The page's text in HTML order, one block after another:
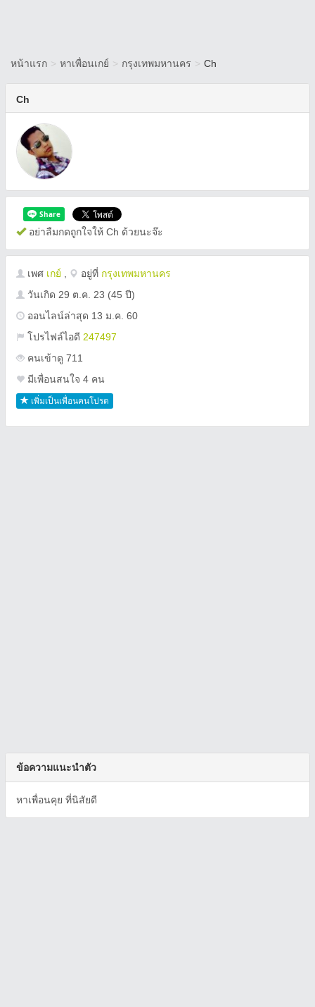
หน้าแรก > หาเพื่อนเกย์ > กรุงเทพมหานคร > Ch
Ch
อย่าลืมกดถูกใจให้ Ch ด้วยนะจ๊ะ
เพศ เกย์ อยู่ที่ กรุงเทพมหานคร
วันเกิด 29 ต.ค. 23 (45 ปี)
ออนไลน์ล่าสุด 13 ม.ค. 60
โปรไฟล์ไอดี 247497
คนเข้าดู 711
มีเพื่อนสนใจ 4 คน
เพิ่มเป็นเพื่อนคนโปรด
ข้อความแนะนำตัว
หาเพื่อนคุย ที่นิสัยดี